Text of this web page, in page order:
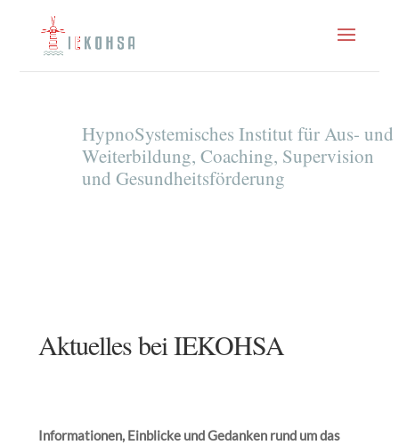
HypnoSystemisches Institut für Aus- und
Weiterbildung, Coaching, Supervision
und Gesundheitsförderung
Aktuelles bei IEKOHSA
Informationen, Einblicke und Gedanken rund um das